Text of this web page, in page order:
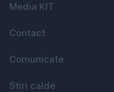
Media KIT
Contact
Comunicate
Stiri calde